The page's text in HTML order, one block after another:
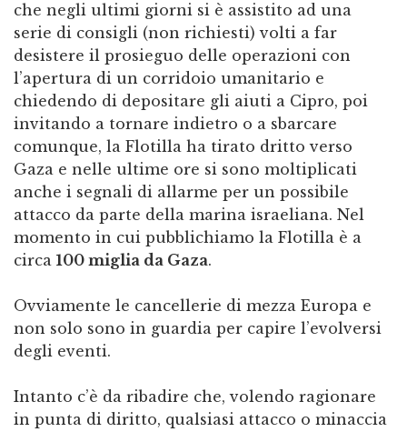
che negli ultimi giorni si è assistito ad una
serie di consigli (non richiesti) volti a far
desistere il prosieguo delle operazioni con
l’apertura di un corridoio umanitario e
chiedendo di depositare gli aiuti a Cipro, poi
invitando a tornare indietro o a sbarcare
comunque, la Flotilla ha tirato dritto verso
Gaza e nelle ultime ore si sono moltiplicati
anche i segnali di allarme per un possibile
attacco da parte della marina israeliana. Nel
momento in cui pubblichiamo la Flotilla è a
circa 100 miglia da Gaza.
Ovviamente le cancellerie di mezza Europa e
non solo sono in guardia per capire l’evolversi
degli eventi.
Intanto c’è da ribadire che, volendo ragionare
in punta di diritto, qualsiasi attacco o minaccia